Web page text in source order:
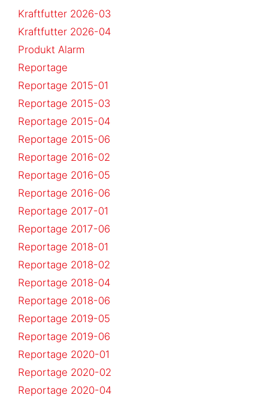
Kraftfutter 2026-03
Kraftfutter 2026-04
Produkt Alarm
Reportage
Reportage 2015-01
Reportage 2015-03
Reportage 2015-04
Reportage 2015-06
Reportage 2016-02
Reportage 2016-05
Reportage 2016-06
Reportage 2017-01
Reportage 2017-06
Reportage 2018-01
Reportage 2018-02
Reportage 2018-04
Reportage 2018-06
Reportage 2019-05
Reportage 2019-06
Reportage 2020-01
Reportage 2020-02
Reportage 2020-04